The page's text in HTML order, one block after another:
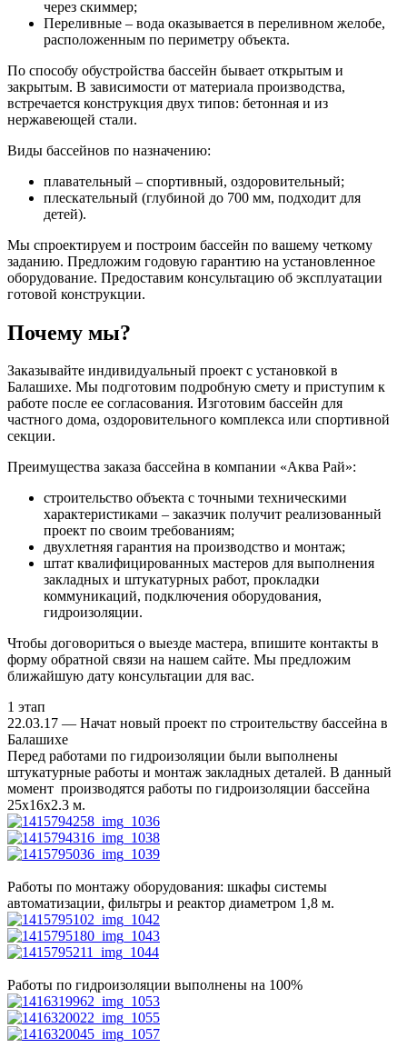
через скиммер;
Переливные – вода оказывается в переливном желобе,
расположенным по периметру объекта.
По способу обустройства бассейн бывает открытым и
закрытым. В зависимости от материала производства,
встречается конструкция двух типов: бетонная и из
нержавеющей стали.
Виды бассейнов по назначению:
плавательный – спортивный, оздоровительный;
плескательный (глубиной до 700 мм, подходит для
детей).
Мы спроектируем и построим бассейн по вашему четкому
заданию. Предложим годовую гарантию на установленное
оборудование. Предоставим консультацию об эксплуатации
готовой конструкции.
Почему мы?
Заказывайте индивидуальный проект с установкой в
Балашихе. Мы подготовим подробную смету и приступим к
работе после ее согласования. Изготовим бассейн для
частного дома, оздоровительного комплекса или спортивной
секции.
Преимущества заказа бассейна в компании «Аква Рай»:
строительство объекта с точными техническими
характеристиками – заказчик получит реализованный
проект по своим требованиям;
двухлетняя гарантия на производство и монтаж;
штат квалифицированных мастеров для выполнения
закладных и штукатурных работ, прокладки
коммуникаций, подключения оборудования,
гидроизоляции.
Чтобы договориться о выезде мастера, впишите контакты в
форму обратной связи на нашем сайте. Мы предложим
ближайшую дату консультации для вас.
1 этап
22.03.17 — Начат новый проект по строительству бассейна в
Балашихе
Перед работами по гидроизоляции были выполнены
штукатурные работы и монтаж закладных деталей. В данный
момент производятся работы по гидроизоляции бассейна
25х16х2.3 м.
Работы по монтажу оборудования: шкафы системы
автоматизации, фильтры и реактор диаметром 1,8 м.
Работы по гидроизоляции выполнены на 100%